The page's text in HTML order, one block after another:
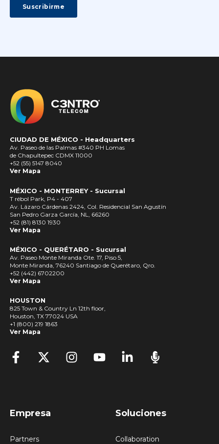
CIUDAD DE MÉXICO - Headquarters
Av. Paseo de las Palmas #340 PH Lomas
de Chapultepec CDMX 11000
+52 (55) 5147 8040
Ver Mapa
MÉXICO - MONTERREY - Sucursal
T rébol Park, P4 - 407
Av. Lázaro Cárdenas 2424, Col. Residencial San Agustín
San Pedro Garza García, NL, 66260
+52 (81) 8130 1930
Ver Mapa
MÉXICO - QUERÉTARO - Sucursal
Av. Paseo Monte Miranda Ote. 17, Piso 5,
Monte Miranda, 76240 Santiago de Querétaro, Qro.
+52 (442) 6702200
Ver Mapa
HOUSTON
825 Town & Country Ln 12th floor,
Houston, TX 77024 USA
+1 (800) 219 1863
Ver Mapa
Empresa
Partners
Soluciones
Collaboration